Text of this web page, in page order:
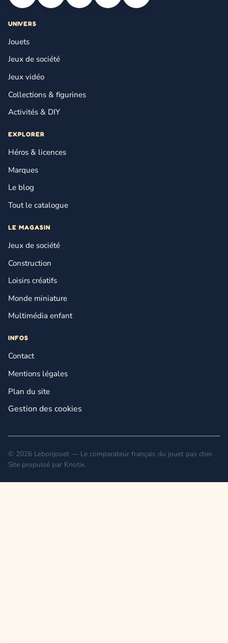
UNIVERS
Jouets
Jeux de société
Jeux vidéo
Collections & figurines
Activités & DIY
EXPLORER
Héros & licences
Marques
Le blog
Tout le catalogue
LE MAGASIN
Jeux de société
Construction
Loisirs créatifs
Monde miniature
Multimédia enfant
INFOS
Contact
Mentions légales
Plan du site
Gestion des cookies
© 2026 Lebonjouet — Le comparateur français du jouet pas cher.
Site propulsé par Knotix.